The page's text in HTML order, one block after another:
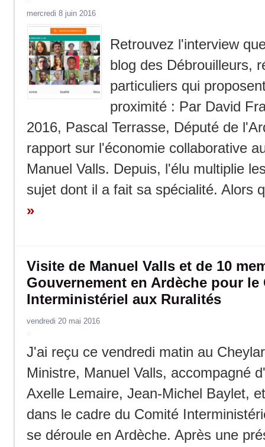
mercredi 8 juin 2016
Retrouvez l'interview
blog des Débrouilleurs,
particuliers qui
proximité : Par David
2016, Pascal Terrasse, Député de
rapport sur l'économie collaborative
Manuel Valls. Depuis, l'élu multiplie
sujet dont il a fait sa spécialité. Alors
»
Visite de Manuel Valls et de 10
Gouvernement en Ardèche pour le
Interministériel aux Ruralités
vendredi 20 mai 2016
J'ai reçu ce vendredi matin au
Ministre, Manuel Valls, accompagné
Axelle Lemaire, Jean-Michel Baylet,
dans le cadre du Comité
se déroule en Ardèche. Après une